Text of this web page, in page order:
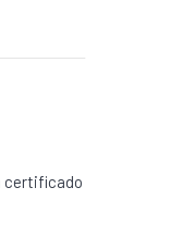
certificado